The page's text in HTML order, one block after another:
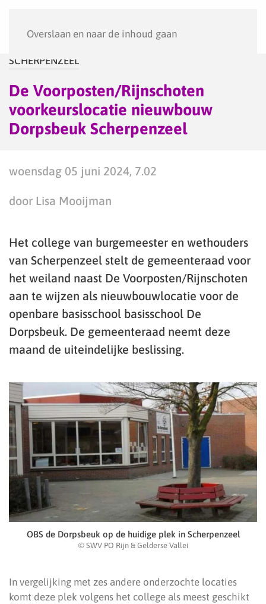
Overslaan en naar de inhoud gaan
SCHERPENZEEL
De Voorposten/Rijnschoten
voorkeurslocatie nieuwbouw
Dorpsbeuk Scherpenzeel
woensdag 05 juni 2024, 7.02
door Lisa Mooijman
Het college van burgemeester en wethouders
van Scherpenzeel stelt de gemeenteraad voor
het weiland naast De Voorposten/Rijnschoten
aan te wijzen als nieuwbouwlocatie voor de
openbare basisschool basisschool De
Dorpsbeuk. De gemeenteraad neemt deze
maand de uiteindelijke beslissing.
OBS de Dorpsbeuk op de huidige plek in Scherpenzeel
© SWV PO Rijn & Gelderse Vallei
In vergelijking met zes andere onderzochte locaties
komt deze plek volgens het college als meest geschikt